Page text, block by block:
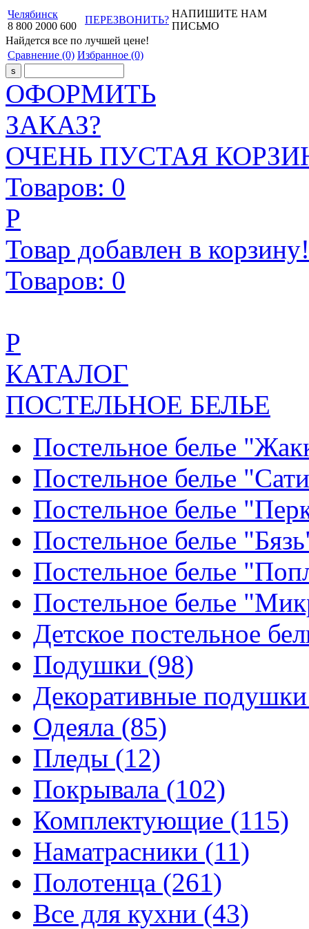
Челябинск
8 800 2000 600
ПЕРЕЗВОНИТЬ?
НАПИШИТЕ НАМ
ПИСЬМО
Найдется все по лучшей цене!
Сравнение (0) Избранное (0)
ОФОРМИТЬ
ЗАКАЗ?
ОЧЕНЬ ПУСТАЯ
Товаров: 0
Р
Товар добавлен в корзину!
Товаров: 0
Р
КАТАЛОГ
ПОСТЕЛЬНОЕ БЕЛЬЕ
Постельное белье
Постельное белье
Постельное белье
Постельное белье
Постельное белье
Постельное белье
Детское постельное
Подушки (98)
Декоративные
Одеяла (85)
Пледы (12)
Покрывала (102)
Комплектующие (115)
Наматрасники (11)
Полотенца (261)
Все для кухни (43)